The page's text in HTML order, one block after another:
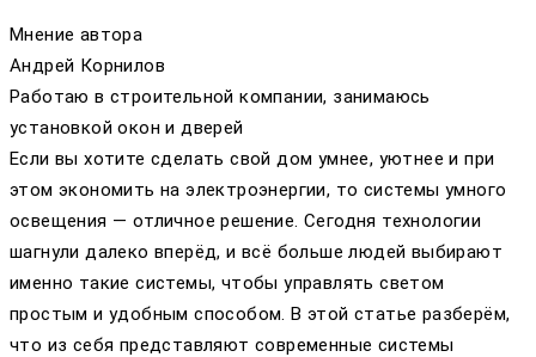
Мнение автора
Андрей Корнилов
Работаю в строительной компании, занимаюсь
установкой окон и дверей
Если вы хотите сделать свой дом умнее, уютнее и при
этом экономить на электроэнергии, то системы умного
освещения — отличное решение. Сегодня технологии
шагнули далеко вперёд, и всё больше людей выбирают
именно такие системы, чтобы управлять светом
простым и удобным способом. В этой статье разберём,
что из себя представляют современные системы